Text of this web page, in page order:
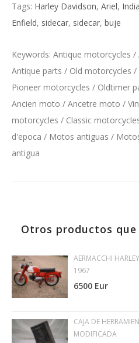
Tags: Harley Davidson, Ariel,
Enfield, sidecar, sidecar, buje
Keywords: Antique motorcycles
Antique parts / Old motorcycles
Pioneer motorcycles / Oldtimer
Ancien moto / Ancetre moto /
motorcycles / Classic
d'epoca / Motos antiguas /
antigua
Otros productos
AERMACCHI
1967
6500 Eur
CAJA DE
MODIFICADA